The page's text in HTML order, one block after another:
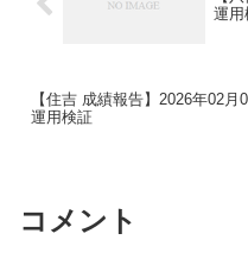
運用
【住吉 成績報告】2026年02月
運用検証
コメント